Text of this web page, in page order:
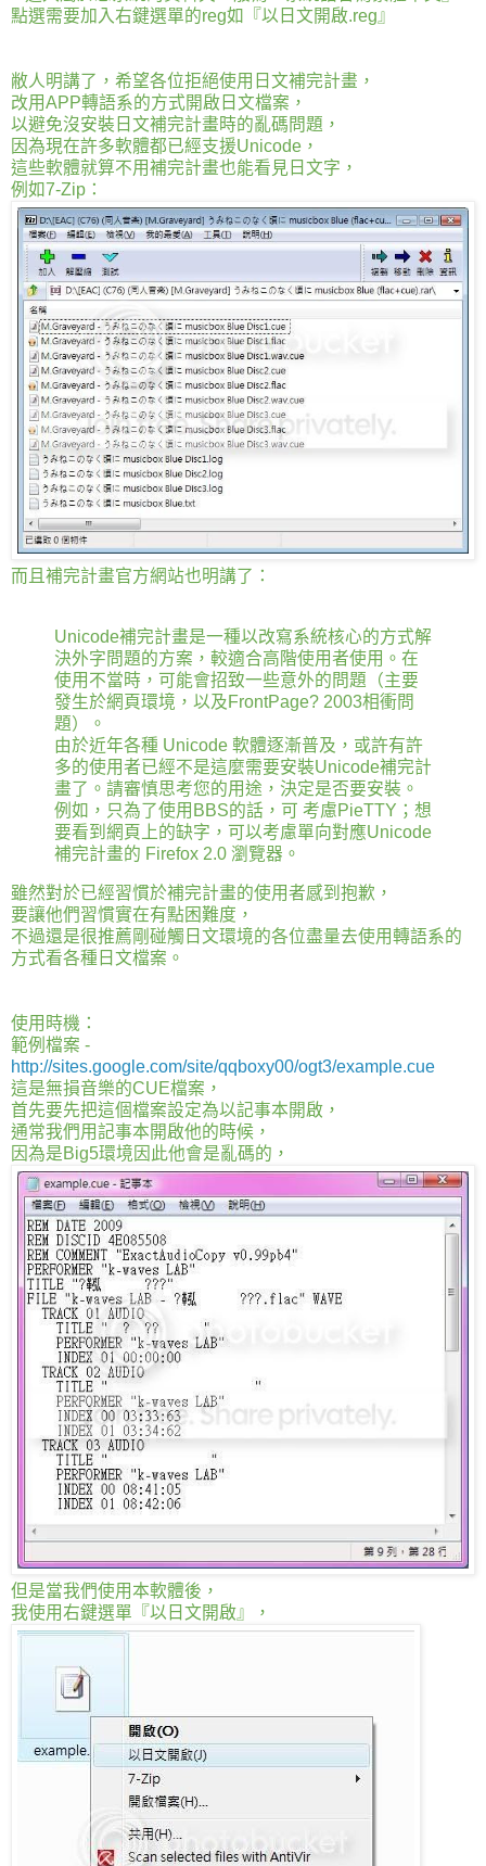
點選需要加入右鍵選單的reg如『以日文開啟.reg』
敝人明講了，希望各位拒絕使用日文補完計畫，
改用APP轉語系的方式開啟日文檔案，
以避免沒安裝日文補完計畫時的亂碼問題，
因為現在許多軟體都已經支援Unicode，
這些軟體就算不用補完計畫也能看見日文字，
例如7-Zip：
而且補完計畫官方網站也明講了：
Unicode補完計畫是一種以改寫系統核心的方式解
決外字問題的方案，較適合高階使用者使用。在
使用不當時，可能會招致一些意外的問題（主要
發生於網頁環境，以及FrontPage? 2003相衝問
題）。
由於近年各種 Unicode 軟體逐漸普及，或許有許
多的使用者已經不是這麼需要安裝Unicode補完計
畫了。請審慎思考您的用途，決定是否要安裝。
例如，只為了使用BBS的話，可 考慮PieTTY；想
要看到網頁上的缺字，可以考慮單向對應Unicode
補完計畫的 Firefox 2.0 瀏覽器。
雖然對於已經習慣於補完計畫的使用者感到抱歉，
要讓他們習慣實在有點困難度，
不過還是很推薦剛碰觸日文環境的各位盡量去使用轉語系的
方式看各種日文檔案。
使用時機：
範例檔案 -
http://sites.google.com/site/qqboxy00/ogt3/example.cue
這是無損音樂的CUE檔案，
首先要先把這個檔案設定為以記事本開啟，
通常我們用記事本開啟他的時候，
因為是Big5環境因此他會是亂碼的，
但是當我們使用本軟體後，
我使用右鍵選單『以日文開啟』，